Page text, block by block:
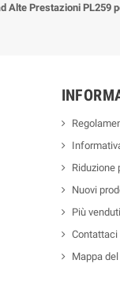
Alte Prestazioni PL259
Riduzione
Nuovi
Più venduti
Contattaci
Mappa